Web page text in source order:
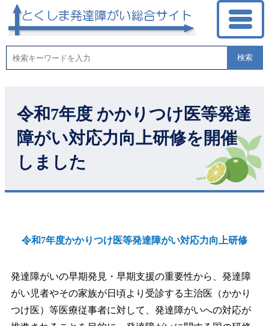
検索
令和7年度 かかりつけ医等発達
障がい対応力向上研修を開催
しました
令和7年度かかりつけ医等発達障がい対応力向上研修
発達障がいの早期発見・早期支援の重要性から、発達障
がい児者やその家族が日頃より受診する主治医（かかり
つけ医）等医療従事者に対して、発達障がいへの対応が